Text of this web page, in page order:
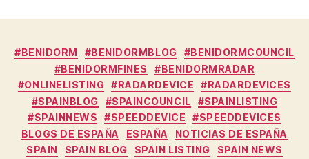
Categories
#BENIDORM #BENIDORMBLOG
#BENIDORMCOUNCIL
#BENIDORMFINES
#BENIDORMRADAR
#ONLINELISTING #RADARDEVICE
#RADARDEVICES
#SPAINBLOG
#SPAINCOUNCIL
#SPAINLISTING
#SPAINNEWS
#SPEEDDEVICE
#SPEEDDEVICES
BLOGS DE ESPAÑA
ESPAÑA
NOTICIAS DE ESPAÑA
SPAIN
SPAIN BLOG SPAIN LISTING
SPAIN NEWS